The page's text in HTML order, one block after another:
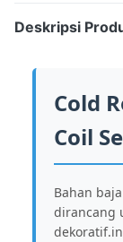
Deskripsi
Cold
Coil
Bahan
dirancang